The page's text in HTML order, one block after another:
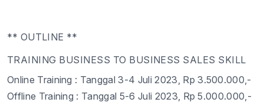
** OUTLINE **
TRAINING BUSINESS TO BUSINESS SALES SKILL
Online Training : Tanggal 3-4 Juli 2023, Rp3.500.000,-
Offline Training : Tanggal 5-6 Juli 2023, Rp 5.000.000,-